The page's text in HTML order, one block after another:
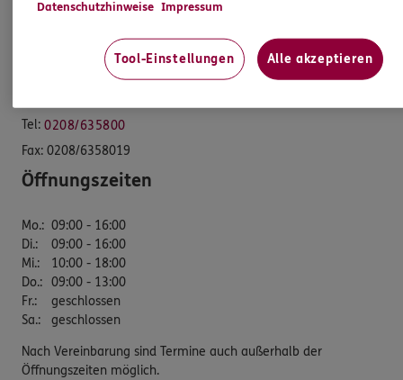
Im Lipperfeld 34A
Tel: 0208/635800
Fax: 0208/6358019
Öffnungszeiten
Mo.: 09:00 - 16:00
Di.:
09:00 - 16:00
Mi.:
10:00 - 18:00
Do.: 09:00 - 13:00
Fr.:
geschlossen
Sa.: geschlossen
Nach Vereinbarung sind Termine auch außerhalb der
Öffnungszeiten möglich.
Datenschutzhinweise Impressum
Tool-Einstellungen Alle akzeptieren